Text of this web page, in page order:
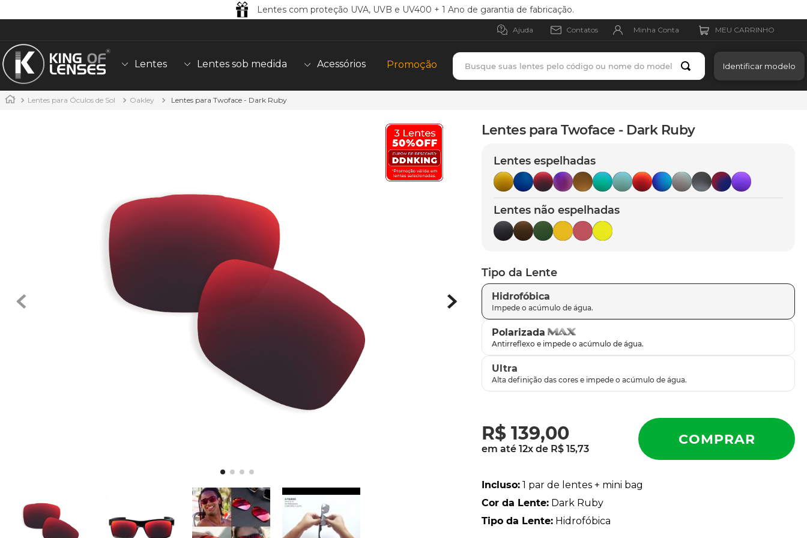
Lentes com proteção UVA, UVB e UV400 + 1 Ano de garantia de fabricação.
Ajuda Contatos Minha Conta
Lentes Lentes sob medida Acessórios Promoção
Busque suas lentes pelo código ou nome do modelo
Identificar modelo
Lentes para Óculos de Sol Oakley Lentes para Twoface - Dark Ruby
Lentes para Twoface - Dark Ruby
Lentes espelhadas
Lentes não espelhadas
Tipo da Lente
Hidrofóbica
Polarizada
Ultra
R$ 139,00
em até12x de R$ 15,73
Incluso: 1 par de lentes + mini bag
Cor da Lente: Dark Ruby
Tipo da Lente: Hidrofóbica
9º
sutro